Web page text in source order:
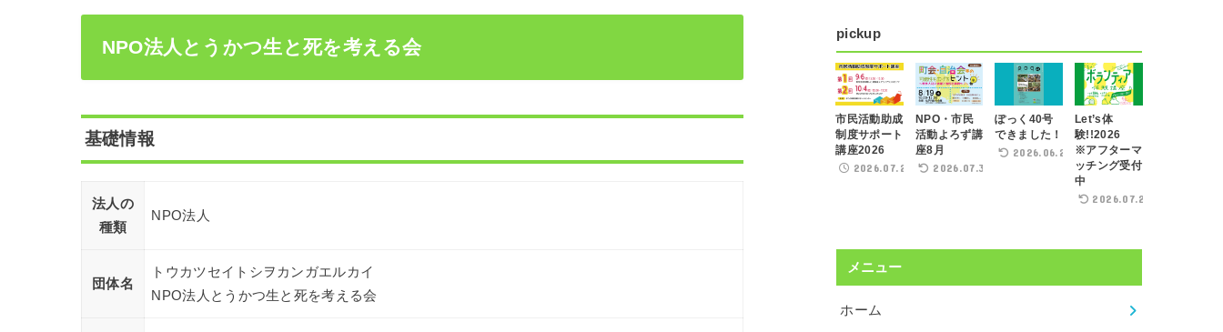
NPO法人とうかつ生と死を考える会
基礎情報
法人の
種類
NPO法人
団体名
トウカツセイトシヲカンガエルカイ
NPO法人とうかつ生と死を考える会
pickup
市民活動助成
制度サポート
講座2026
2026.07.21
NPO・市民
活動よろず講
座8月
2026.07.31
ぽっく40号
できました！
2026.06.22
Let’s体
験!!2026
※アフターマ
ッチング受付
中
2026.07.29
メニュー
ホーム